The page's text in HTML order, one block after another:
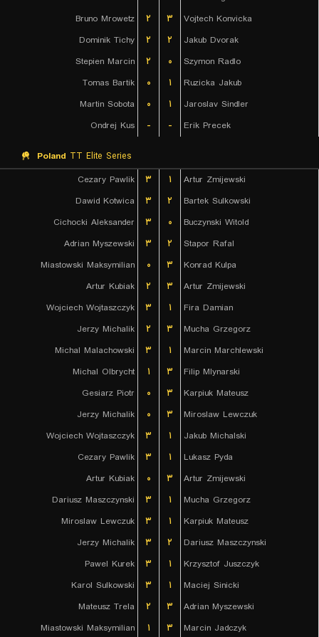
Bruno Mrowetz
۲ ۳
Vojtech Konvicka
Dominik Tichy
۲ ۲
Jakub Dvorak
Stepien Marcin
۲ ۰
Szymon Radlo
Tomas Bartik
۰ ۱
Ruzicka Jakub
Martin Sobota
۰ ۱
Jaroslav Sindler
Ondrej Kus
- - Erik Precek
Poland TT Elite Series
Cezary Pawlik
۳ ۱
Artur Zmijewski
Dawid Kotwica
۳ ۲
Bartek Sulkowski
Cichocki Aleksander
۳ ۰
Buczynski Witold
Adrian Myszewski
۳ ۲
Stapor Rafal
Miastowski Maksymilian
۰ ۳
Konrad Kulpa
Artur Kubiak
۲ ۳
Artur Zmijewski
Wojciech Wojtaszczyk
۳ ۱
Fira Damian
Jerzy Michalik
۲ ۳
Mucha Grzegorz
Michal Malachowski
۳ ۱
Marcin Marchlewski
Michal Olbrycht
۱ ۳
Filip Mlynarski
Gesiarz Piotr
۰ ۳
Karpiuk Mateusz
Jerzy Michalik
۰ ۳
Miroslaw Lewczuk
Wojciech Wojtaszczyk
۳ ۱
Jakub Michalski
Cezary Pawlik
۳ ۱
Lukasz Pyda
Artur Kubiak
۰ ۳
Artur Zmijewski
Dariusz Maszczynski
۳ ۱
Mucha Grzegorz
Miroslaw Lewczuk
۳ ۱
Karpiuk Mateusz
Jerzy Michalik
۳ ۲
Dariusz Maszczynski
Pawel Kurek
۳ ۱
Krzysztof Juszczyk
Karol Sulkowski
۳ ۱
Maciej Sinicki
Mateusz Trela
۲ ۳
Adrian Myszewski
Miastowski Maksymilian
۱ ۳
Marcin Jadczyk